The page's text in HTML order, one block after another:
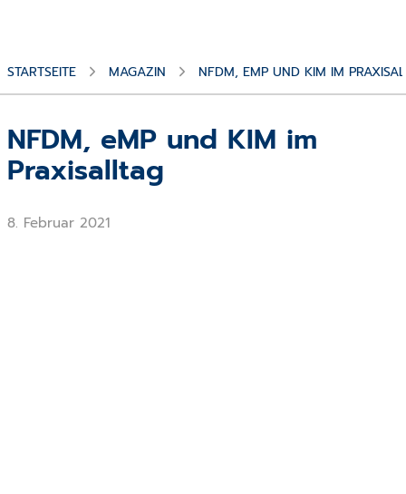
STARTSEITE MAGAZIN NFDM, EMP UND KIM IM
NFDM, eMP und KIM im
Praxisalltag
8. Februar 2021